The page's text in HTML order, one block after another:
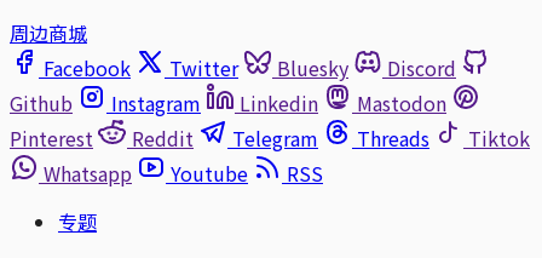
周边商城
Facebook
Twitter Bluesky
Discord
Github
Instagram Linkedin
Mastodon
Pinterest
Reddit Telegram Threads
Tiktok
Whatsapp
Youtube
RSS
专题